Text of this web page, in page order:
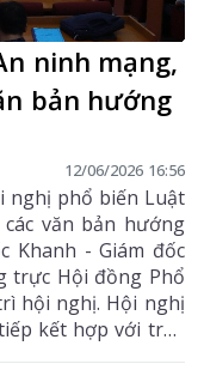
ninh mạng,
bản hướng
12/06/2026 16:56
nghị phổ biến Luật
văn bản hướng
Khanh - Giám đốc
trực Hội đồng Phổ
hội nghị. Hội nghị
kết hợp với trực
phường trong tỉnh.